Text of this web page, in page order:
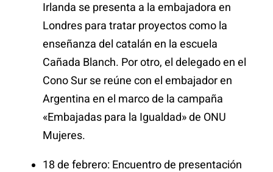
Irlanda se presenta a la embajadora en
Londres para tratar proyectos como la
enseñanza del catalán en la escuela
Cañada Blanch. Por otro, el delegado en el
Cono Sur se reúne con el embajador en
Argentina en el marco de la campaña
«Embajadas para la Igualdad» de ONU
Mujeres.
18 de febrero: Encuentro de presentación